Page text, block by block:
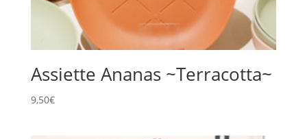
Assiette Ananas ~Terracotta~
9,50€